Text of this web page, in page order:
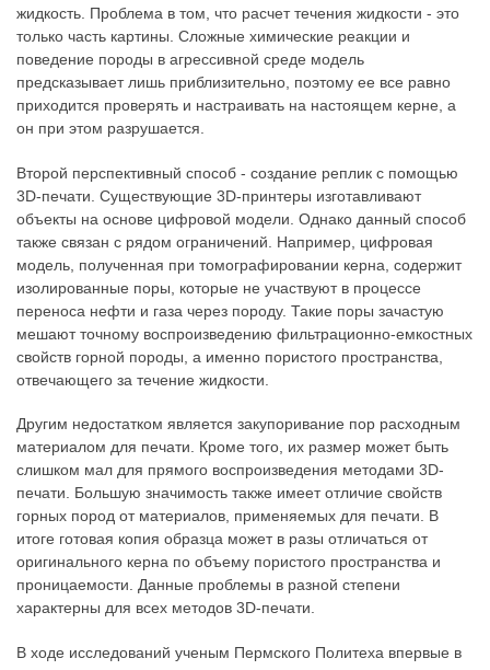
жидкость. Проблема в том, что расчет течения жидкости - это
только часть картины. Сложные химические реакции и
поведение породы в агрессивной среде модель
предсказывает лишь приблизительно, поэтому ее все равно
приходится проверять и настраивать на настоящем керне, а
он при этом разрушается.
Второй перспективный способ - создание реплик с помощью
3D-печати. Существующие 3D-принтеры изготавливают
объекты на основе цифровой модели. Однако данный способ
также связан с рядом ограничений. Например, цифровая
модель, полученная при томографировании керна, содержит
изолированные поры, которые не участвуют в процессе
переноса нефти и газа через породу. Такие поры зачастую
мешают точному воспроизведению фильтрационно-емкостных
свойств горной породы, а именно пористого пространства,
отвечающего за течение жидкости.
Другим недостатком является закупоривание пор расходным
материалом для печати. Кроме того, их размер может быть
слишком мал для прямого воспроизведения методами 3D-
печати. Большую значимость также имеет отличие свойств
горных пород от материалов, применяемых для печати. В
итоге готовая копия образца может в разы отличаться от
оригинального керна по объему пористого пространства и
проницаемости. Данные проблемы в разной степени
характерны для всех методов 3D-печати.
В ходе исследований ученым Пермского Политеха впервые в